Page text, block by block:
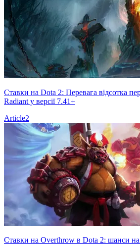
Ставки на Dota 2: Перевага відсотка
Radiant у версії 7.41+
Article2
Ставки на Overthrow в Dota 2: шанси на